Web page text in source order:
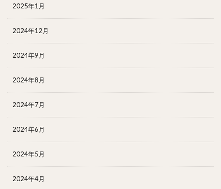
2025年1月
2024年12月
2024年9月
2024年8月
2024年7月
2024年6月
2024年5月
2024年4月